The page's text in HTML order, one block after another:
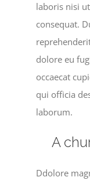
laboris nisi
consequat.
dolore eu
occaecat
qui officia
laborum.
A
Ddolore